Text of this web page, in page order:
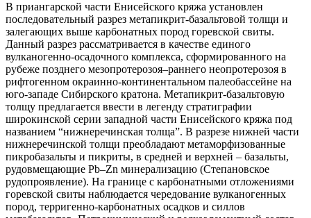
В приангарской части Енисейского кряжа установлен
последовательный разрез метапикрит-базальтовой толщи и
залегающих выше карбонатных пород горевской свиты.
Данный разрез рассматривается в качестве единого
вулканогенно-осадочного комплекса, сформированного на
рубеже позднего мезопротерозоя–раннего неопротерозоя в
рифтогенном окраинно-континентальном палеобассейне на
юго-западе Сибирского кратона. Метапикрит-базальтовую
толщу предлагается ввести в легенду стратиграфии
широкинской серии западной части Енисейского кряжа под
названием “нижнеречинская толща”. В разрезе нижней части
нижнеречинской толщи преобладают метаморфизованные
пикробазальты и пикриты, в средней и верхней – базальты,
рудовмещающие Pb–Zn минерализацию (Степановское
рудопроявление). На границе с карбонатными отложениями
горевской свиты наблюдается чередование вулканогенных
пород, терригенно-карбонатных осадков и силлов